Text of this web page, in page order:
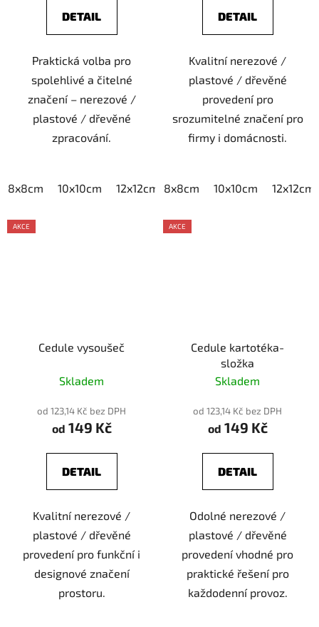
DETAIL
Praktická volba pro
spolehlivé a čitelné
značení – nerezové /
plastové / dřevěné
zpracování.
8x8cm 10x10cm 12x12cm 15x15cm 20x20cm
DETAIL
Kvalitní nerezové /
plastové / dřevěné
provedení pro
srozumitelné značení pro
firmy i domácnosti.
8x8cm 10x10cm 12x12cm
AKCE
Cedule vysoušeč
Skladem
od 123,14 Kč bez DPH
od 149 Kč
DETAIL
Kvalitní nerezové /
plastové / dřevěné
provedení pro funkční i
designové značení
prostoru.
AKCE
Cedule kartotéka-
složka
Skladem
od 123,14 Kč bez DPH
od 149 Kč
DETAIL
Odolné nerezové /
plastové / dřevěné
provedení vhodné pro
praktické řešení pro
každodenní provoz.